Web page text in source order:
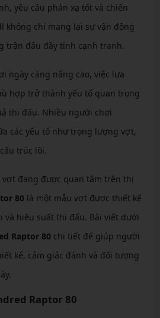
yêu cầu phản xạ tốt và chiến
không chỉ mang lại sự vận động
trận đấu đầy tính cạnh tranh.
ngày càng nâng cao, việc lựa
hợp trở thành yếu tố quan trọng
thi đấu. Nhiều người chơi
các yếu tố như trọng lượng vợt,
trúc lõi.
đang được quan tâm trên thị
80 là một mẫu vợt được thiết kế
và hiệu suất thi đấu. Bài viết dưới
Raptor 80 chi tiết để giúp người
kế, cảm giác đánh và đối tượng
Raptor 80